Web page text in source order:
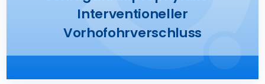
Interventioneller
Vorhofohrverschluss